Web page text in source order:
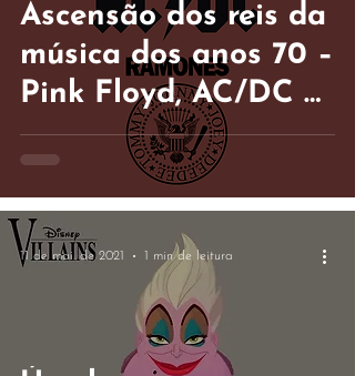
Ascensão dos reis da
música dos anos 70 –
Pink Floyd, AC/DC e
Ramones.
11 de mai. de 2021 1 min de leitura